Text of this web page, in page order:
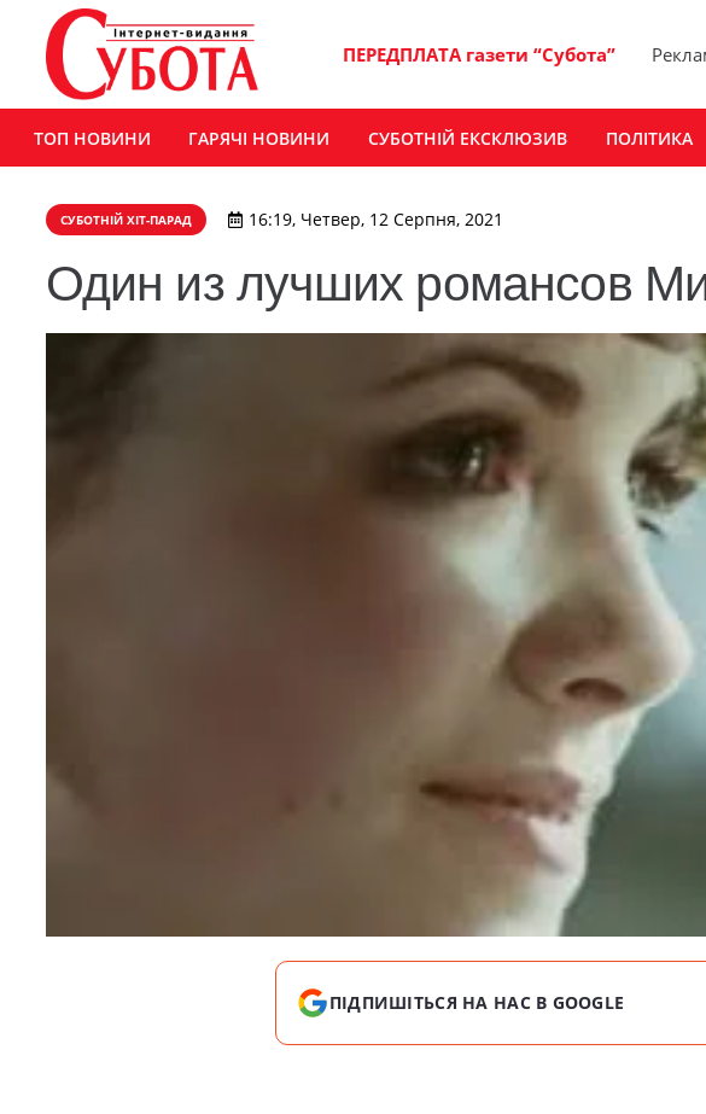
ПЕРЕДПЛАТА газети “Субота”
ТОП НОВИНИ ГАРЯЧІ НОВИНИ СУБОТНІЙ ЕКСКЛЮЗИВ ПОЛІТИКА
СУБОТНІЙ ХІТ-ПАРАД 16:19, Четвер, 12 Серпня, 2021
Один из лучших романсов
ПІДПИШІТЬСЯ НА НАС В GOOGLE